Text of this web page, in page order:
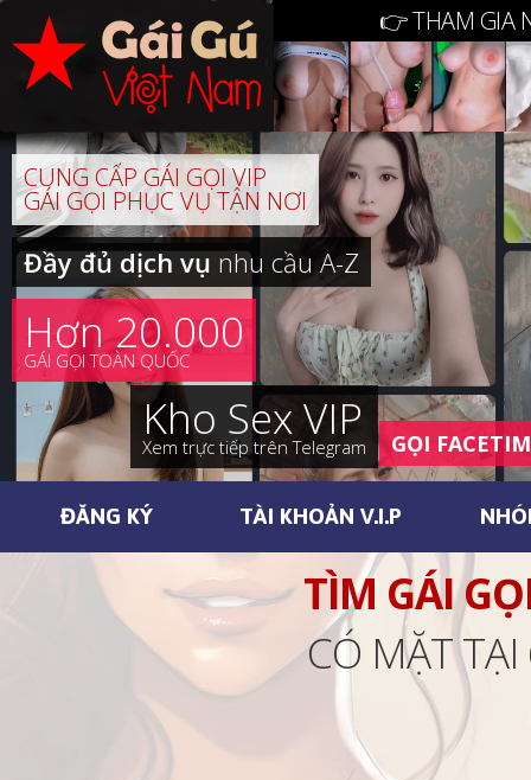
👉 THAM GIA
CUNG CẤP GÁI GỌI VIP
GÁI GỌI PHỤC VỤ TẬN NƠI
Đầy đủ dịch vụnhu cầu A-Z
Hơn 20.000
GÁI GỌI TOÀN QUỐC
Kho Sex VIP
Xem trực tiếp trên Telegram GỌI
ĐĂNG KÝ TÀI KHOẢN V.I.P
TÌM GÁI
CÓ MẶT